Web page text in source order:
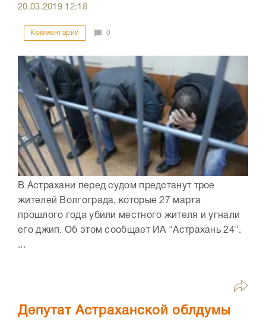
20.03.2019 12:18
Комментарии 0
В Астрахани перед судом предстанут трое
жителей Волгограда, которые 27 марта
прошлого года убили местного жителя и угнали
его джип. Об этом сообщает ИА "Астрахань 24".
...
Депутат Астраханской облдумы